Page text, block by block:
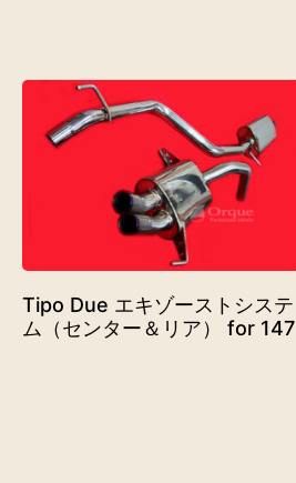
Tipo Due エキゾーストシステ
ム（センター＆リア） for 147